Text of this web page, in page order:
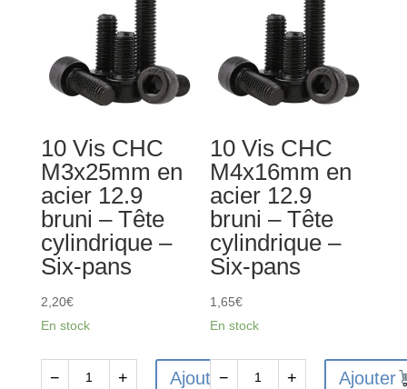
10 Vis CHC
M3x25mm en
acier 12.9
bruni – Tête
cylindrique –
Six-pans
2,20€
En stock
− + Ajouter
10 Vis CHC
M4x16mm en
acier 12.9
bruni – Tête
cylindrique –
Six-pans
1,65€
En stock
− + Ajouter